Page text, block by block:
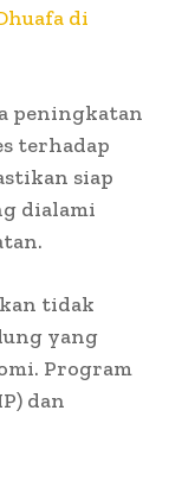
di
peningkatan
terhadap
siap
dialami
tidak
yang
Program
dan